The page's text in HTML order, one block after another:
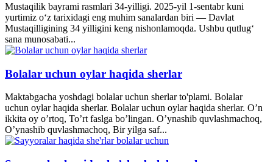
Mustaqilik bayrami rasmlari 34-yilligi. 2025-yil 1-sentabr kuni
yurtimiz o‘z tarixidagi eng muhim sanalardan biri — Davlat
Mustaqilligining 34 yilligini keng nishonlamoqda. Ushbu qutlug‘
sana munosabati...
Bolalar uchun oylar haqida sherlar
Maktabgacha yoshdagi bolalar uchun sherlar to'plami. Bolalar
uchun oylar haqida sherlar. Bolalar uchun oylar haqida sherlar. O’n
ikkita oy o’rtoq, To’rt faslga bo’lingan. O’ynashib quvlashmachoq,
O’ynashib quvlashmachoq, Bir yilga saf...